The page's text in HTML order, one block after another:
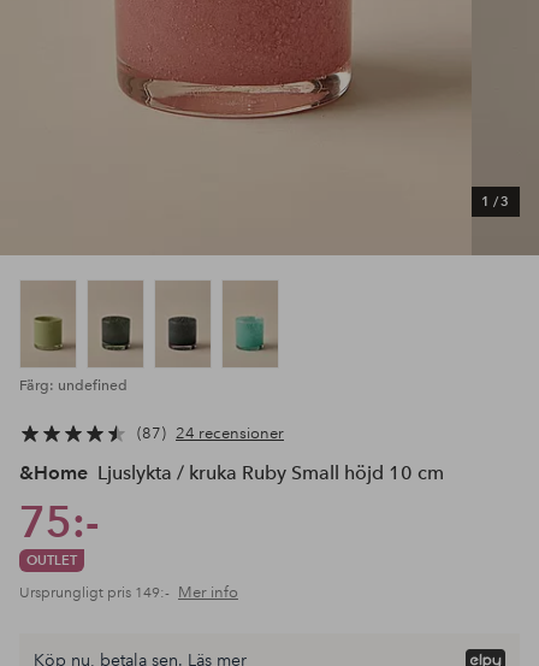
1 /3
Färg: undefined
87 24 recensioner
&Home Ljuslykta / kruka Ruby Small höjd 10 cm
75:-
OUTLET
Ursprungligt pris 149:- Mer info
Köp nu, betala sen. Läs mer